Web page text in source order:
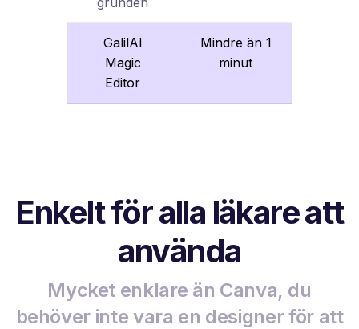
GalilAI
Magic
Editor
Mindre än 1
minut
Enkelt för alla läkare att
använda
Mycket enklare än Canva, du
behöver inte vara en designer för att